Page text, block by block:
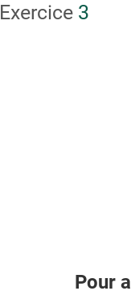
Exercice 3
Pour